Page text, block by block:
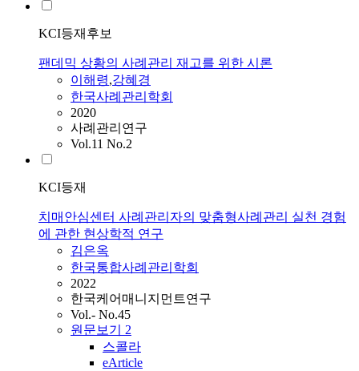
KCI등재후보
팬데믹 상황의 사례관리 재고를 위한 시론
이해령,강혜경
한국사례관리학회
2020
사례관리연구
Vol.11 No.2
KCI등재
치매안심센터 사례관리자의 맞춤형사례관리 실천 경험
에 관한 현상학적 연구
김은옥
한국통합사례관리학회
2022
한국케어매니지먼트연구
Vol.- No.45
원문보기 2
스콜라
eArticle